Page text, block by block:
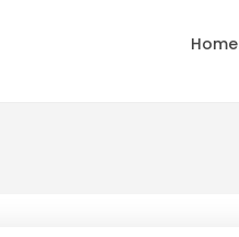
Home